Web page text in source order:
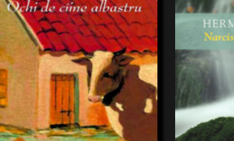
În Ochi de câine albastru, scufundarea lui
Tânărul